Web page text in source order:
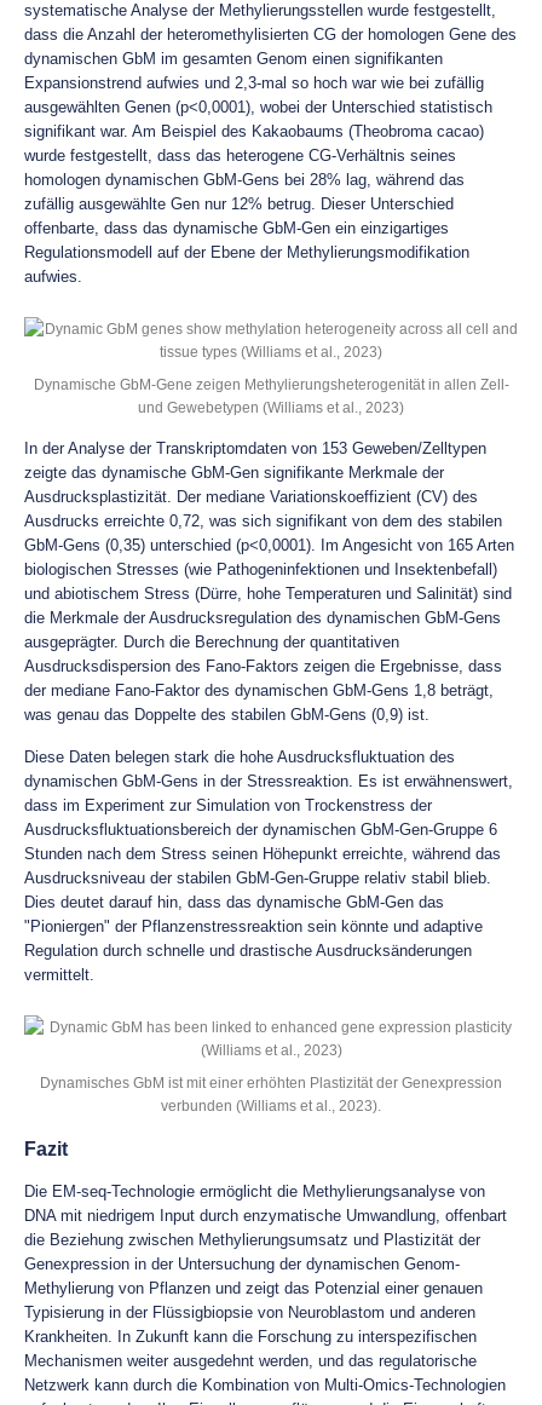
systematische Analyse der Methylierungsstellen wurde festgestellt,
dass die Anzahl der heteromethylisierten CG der homologen Gene des
dynamischen GbM im gesamten Genom einen signifikanten
Expansionstrend aufwies und 2,3-mal so hoch war wie bei zufällig
ausgewählten Genen (p<0,0001), wobei der Unterschied statistisch
signifikant war. Am Beispiel des Kakaobaums (Theobroma cacao)
wurde festgestellt, dass das heterogene CG-Verhältnis seines
homologen dynamischen GbM-Gens bei 28% lag, während das
zufällig ausgewählte Gen nur 12% betrug. Dieser Unterschied
offenbarte, dass das dynamische GbM-Gen ein einzigartiges
Regulationsmodell auf der Ebene der Methylierungsmodifikation
aufwies.
Dynamische GbM-Gene zeigen Methylierungsheterogenität in allen Zell-
und Gewebetypen (Williams et al., 2023)
In der Analyse der Transkriptomdaten von 153 Geweben/Zelltypen
zeigte das dynamische GbM-Gen signifikante Merkmale der
Ausdrucksplastizität. Der mediane Variationskoeffizient (CV) des
Ausdrucks erreichte 0,72, was sich signifikant von dem des stabilen
GbM-Gens (0,35) unterschied (p<0,0001). Im Angesicht von 165 Arten
biologischen Stresses (wie Pathogeninfektionen und Insektenbefall)
und abiotischem Stress (Dürre, hohe Temperaturen und Salinität) sind
die Merkmale der Ausdrucksregulation des dynamischen GbM-Gens
ausgeprägter. Durch die Berechnung der quantitativen
Ausdrucksdispersion des Fano-Faktors zeigen die Ergebnisse, dass
der mediane Fano-Faktor des dynamischen GbM-Gens 1,8 beträgt,
was genau das Doppelte des stabilen GbM-Gens (0,9) ist.
Diese Daten belegen stark die hohe Ausdrucksfluktuation des
dynamischen GbM-Gens in der Stressreaktion. Es ist erwähnenswert,
dass im Experiment zur Simulation von Trockenstress der
Ausdrucksfluktuationsbereich der dynamischen GbM-Gen-Gruppe 6
Stunden nach dem Stress seinen Höhepunkt erreichte, während das
Ausdrucksniveau der stabilen GbM-Gen-Gruppe relativ stabil blieb.
Dies deutet darauf hin, dass das dynamische GbM-Gen das
"Pioniergen" der Pflanzenstressreaktion sein könnte und adaptive
Regulation durch schnelle und drastische Ausdrucksänderungen
vermittelt.
Dynamisches GbM ist mit einer erhöhten Plastizität der Genexpression
verbunden (Williams et al., 2023).
Fazit
Die EM-seq-Technologie ermöglicht die Methylierungsanalyse von
DNA mit niedrigem Input durch enzymatische Umwandlung, offenbart
die Beziehung zwischen Methylierungsumsatz und Plastizität der
Genexpression in der Untersuchung der dynamischen Genom-
Methylierung von Pflanzen und zeigt das Potenzial einer genauen
Typisierung in der Flüssigbiopsie von Neuroblastom und anderen
Krankheiten. In Zukunft kann die Forschung zu interspezifischen
Mechanismen weiter ausgedehnt werden, und das regulatorische
Netzwerk kann durch die Kombination von Multi-Omics-Technologien